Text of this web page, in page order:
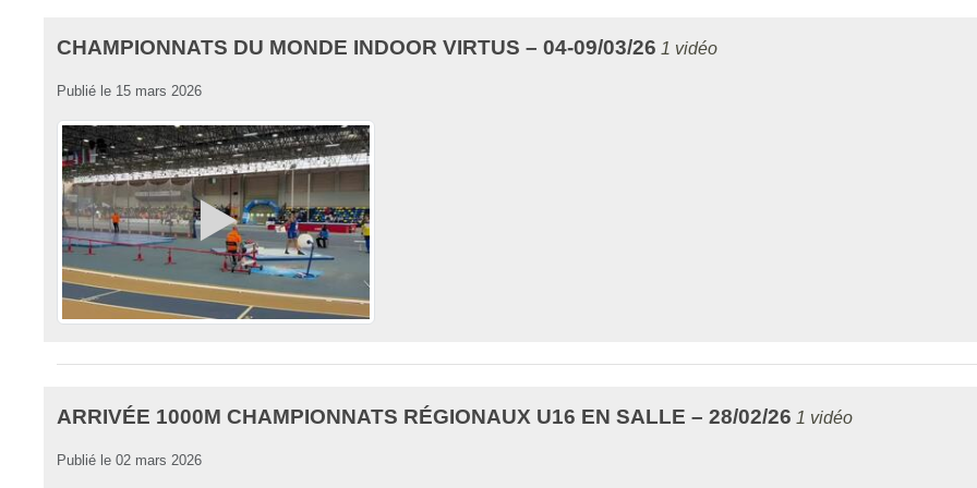
CHAMPIONNATS DU MONDE INDOOR VIRTUS – 04-09/03/26 1 vidéo
Publié le 15 mars 2026
ARRIVÉE 1000M CHAMPIONNATS RÉGIONAUX U16 EN SALLE – 28/02/26 1 vidéo
Publié le 02 mars 2026